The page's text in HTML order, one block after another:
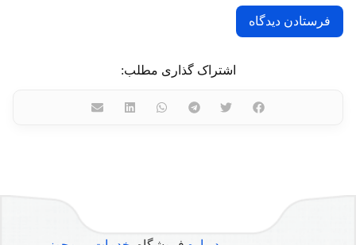
اشتراک گذاری مطلب: